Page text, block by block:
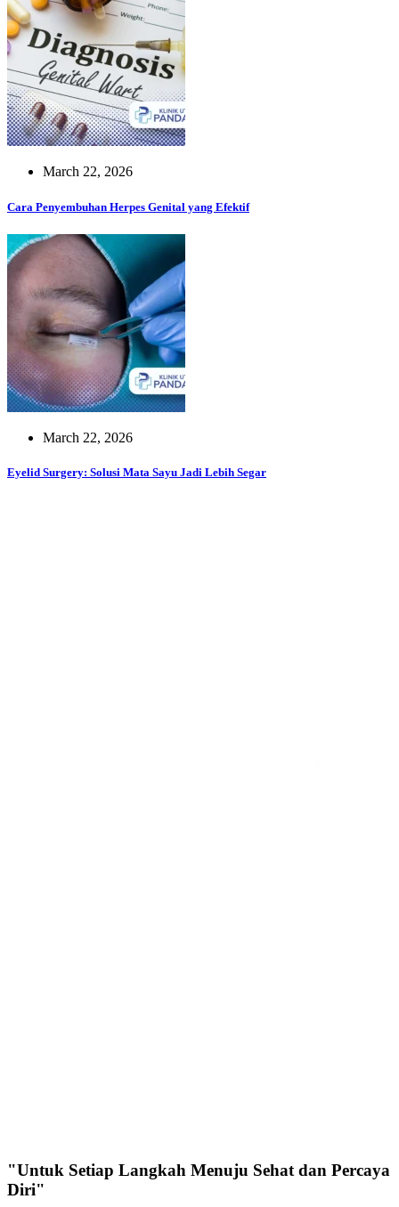
March 22, 2026
Cara Penyembuhan Herpes Genital yang Efektif
March 22, 2026
Eyelid Surgery: Solusi Mata Sayu Jadi Lebih Segar
"Untuk Setiap Langkah Menuju Sehat dan Percaya
Diri"